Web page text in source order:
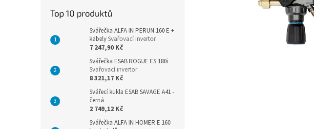
Top 10 produktů
Svářečka ALFA IN PERUN 160 E +
kabelySvařovací invertor
7 247,90 Kč
Svářečka ESAB ROGUE ES 180i
Svařovací invertor
8 321,17 Kč
Svářecí kukla ESAB SAVAGE A41 -
černá
2 749,12 Kč
Svářečka ALFA IN HOMER E 160